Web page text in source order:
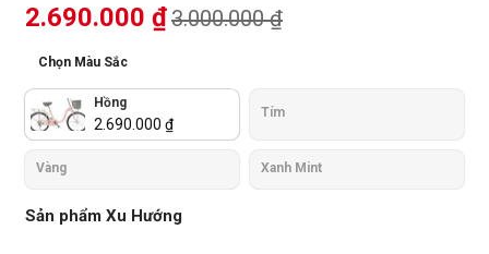
2.690.000 ₫3.000.000₫
Chọn Màu Sắc
Hồng
2.690.000 ₫
Tím
Vàng Xanh Mint
Sản phẩm Xu Hướng